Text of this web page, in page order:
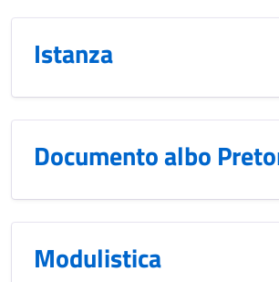
Istanza
Documento albo
Modulistica